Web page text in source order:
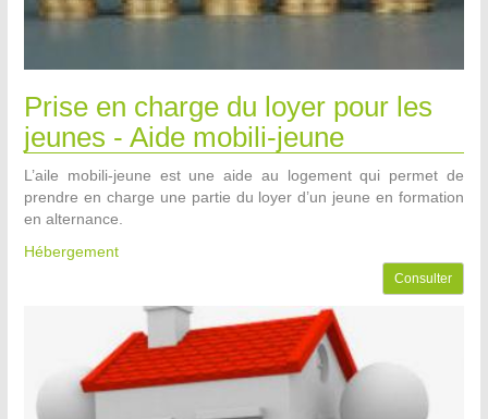
Prise en charge du loyer pour les
jeunes - Aide mobili-jeune
L’aile mobili-jeune est une aide au logement qui permet de
prendre en charge une partie du loyer d’un jeune en formation
en alternance.
Hébergement
Consulter